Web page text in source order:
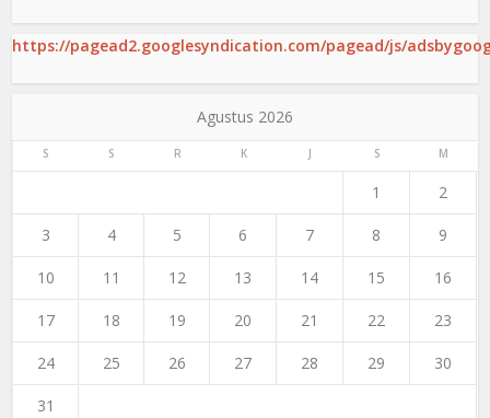
https://pagead2.googlesyndication.com/pagead/js/
Agustus 2026
S S R K J S M
1 2
3 4 5 6 7 8 9
10 11 12 13 14 15 16
17 18 19 20 21 22 23
24 25 26 27 28 29 30
31